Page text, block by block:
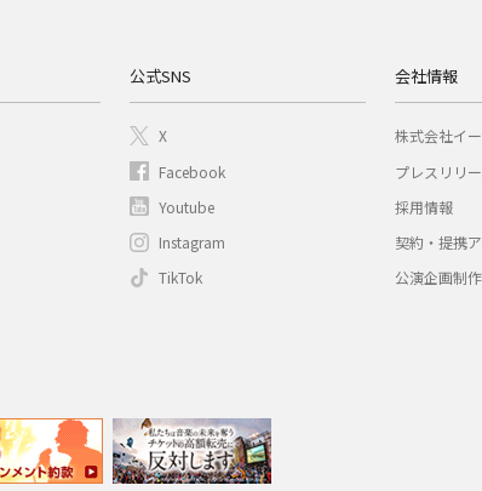
公式SNS
X
Facebook
Youtube
Instagram
TikTok
会社情報
株式会社イ
プレスリリ
採用情報
契約・提携
公演企画制